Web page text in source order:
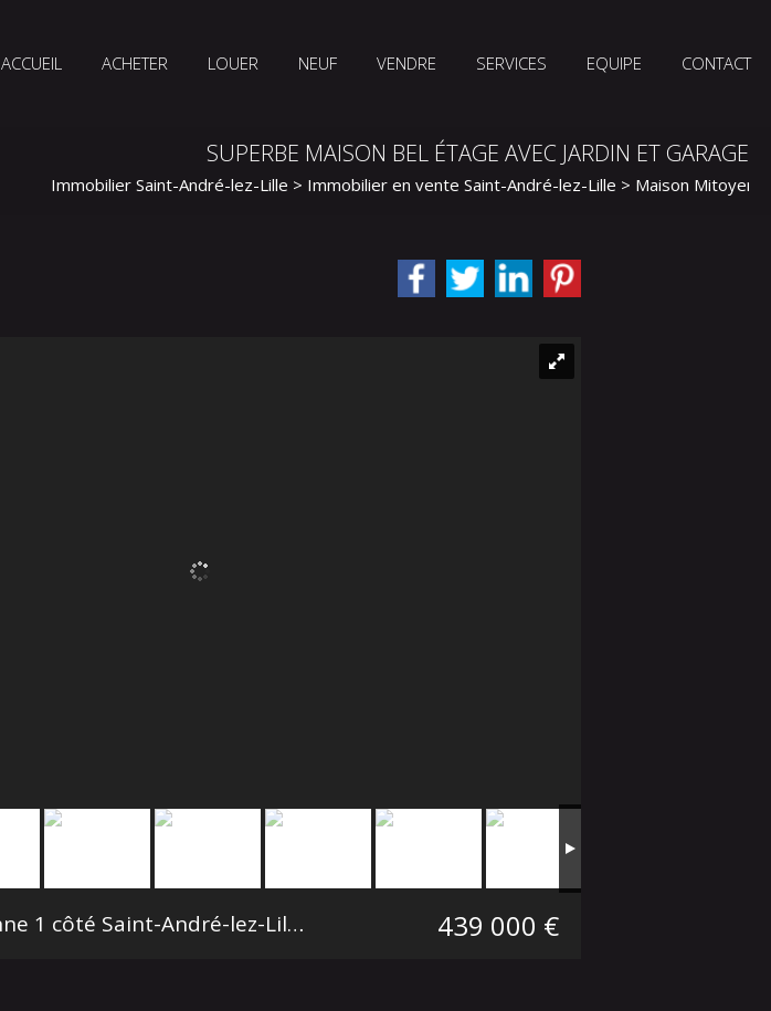
ACCUEIL ACHETER LOUER NEUF VENDRE SERVICES EQUIPE CONTACT
SUPERBE MAISON BEL ÉTAGE AVEC JARDIN ET GARAGE
Immobilier Saint-André-lez-Lille > Immobilier en vente Saint-André-lez-Lille > Maison
Maison mitoyenne 1 côté Saint-André-lez-Lille 439 000 €